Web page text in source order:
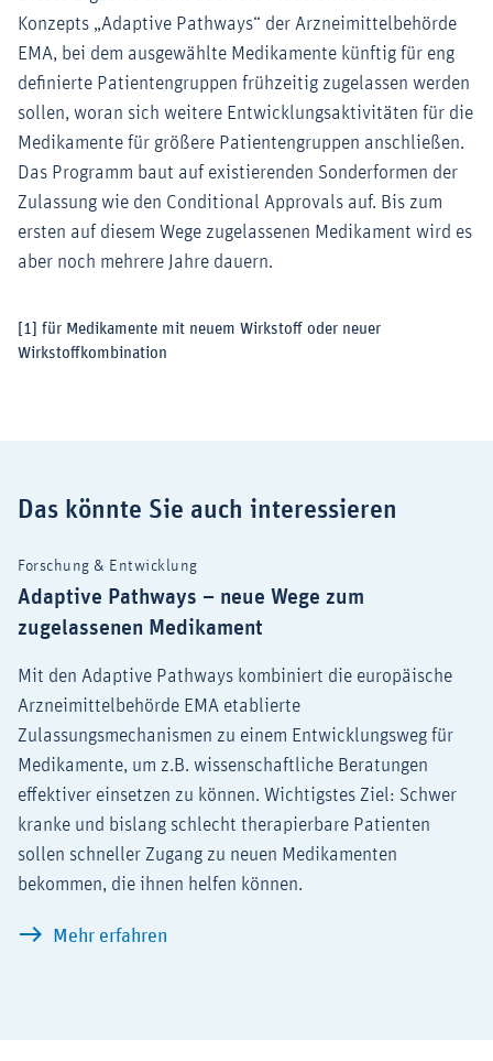
Konzepts „Adaptive Pathways“ der Arzneimittelbehörde
EMA, bei dem ausgewählte Medikamente künftig für eng
definierte Patientengruppen frühzeitig zugelassen werden
sollen, woran sich weitere Entwicklungsaktivitäten für die
Medikamente für größere Patientengruppen anschließen.
Das Programm baut auf existierenden Sonderformen der
Zulassung wie den Conditional Approvals auf. Bis zum
ersten auf diesem Wege zugelassenen Medikament wird es
aber noch mehrere Jahre dauern.
[1]
für Medikamente mit neuem Wirkstoff oder neuer
Wirkstoffkombination
Das könnte Sie auch interessieren
Forschung & Entwicklung
Adaptive Pathways – neue Wege zum
zugelassenen Medikament
Mit den Adaptive Pathways kombiniert die europäische
Arzneimittelbehörde EMA etablierte
Zulassungsmechanismen zu einem Entwicklungsweg für
Medikamente, um z.B. wissenschaftliche Beratungen
effektiver einsetzen zu können. Wichtigstes Ziel: Schwer
kranke und bislang schlecht therapierbare Patienten
sollen schneller Zugang zu neuen Medikamenten
bekommen, die ihnen helfen können.
Mehr erfahren